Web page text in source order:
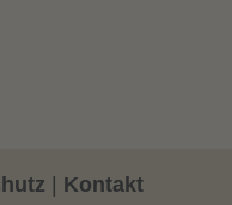
Kontakt